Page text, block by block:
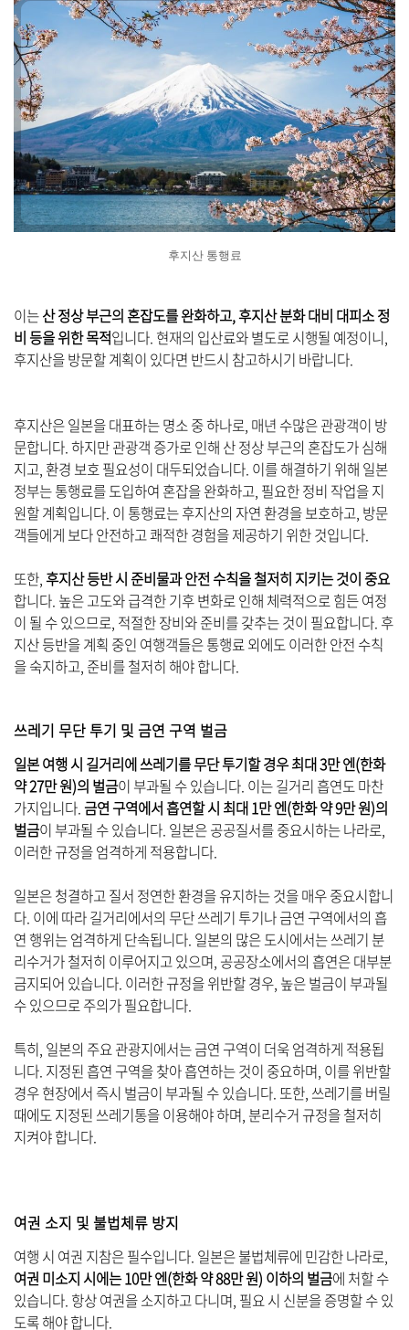
후지산 통행료
이는산 정상 부근의 혼잡도를 완화하고, 후지산 분화 대비 대피소 정
비 등을 위한 목적입니다. 현재의 입산료와 별도로 시행될 예정이니,
후지산을 방문할 계획이 있다면 반드시 참고하시기 바랍니다.
후지산은 일본을 대표하는 명소 중 하나로, 매년 수많은 관광객이 방
문합니다. 하지만 관광객 증가로 인해 산 정상 부근의 혼잡도가 심해
지고, 환경 보호 필요성이 대두되었습니다. 이를 해결하기 위해 일본
정부는 통행료를 도입하여 혼잡을 완화하고, 필요한 정비 작업을 지
원할 계획입니다. 이 통행료는 후지산의 자연 환경을 보호하고, 방문
객들에게 보다 안전하고 쾌적한 경험을 제공하기 위한 것입니다.
또한,후지산 등반 시 준비물과 안전 수칙을 철저히 지키는 것이 중요
합니다. 높은 고도와 급격한 기후 변화로 인해 체력적으로 힘든 여정
이 될 수 있으므로, 적절한 장비와 준비를 갖추는 것이 필요합니다. 후
지산 등반을 계획 중인 여행객들은 통행료 외에도 이러한 안전 수칙
을 숙지하고, 준비를 철저히 해야 합니다.
쓰레기 무단 투기 및 금연 구역 벌금
일본 여행 시 길거리에 쓰레기를 무단 투기할 경우 최대 3만 엔(한화
약 27만 원)의 벌금이 부과될 수 있습니다. 이는 길거리 흡연도 마찬
가지입니다.금연 구역에서 흡연할 시 최대 1만 엔(한화 약 9만 원)의
벌금이 부과될 수 있습니다. 일본은 공공질서를 중요시하는 나라로,
이러한 규정을 엄격하게 적용합니다.
일본은 청결하고 질서 정연한 환경을 유지하는 것을 매우 중요시합니
다. 이에 따라 길거리에서의 무단 쓰레기 투기나 금연 구역에서의 흡
연 행위는 엄격하게 단속됩니다. 일본의 많은 도시에서는 쓰레기 분
리수거가 철저히 이루어지고 있으며, 공공장소에서의 흡연은 대부분
금지되어 있습니다. 이러한 규정을 위반할 경우, 높은 벌금이 부과될
수 있으므로 주의가 필요합니다.
특히, 일본의 주요 관광지에서는 금연 구역이 더욱 엄격하게 적용됩
니다. 지정된 흡연 구역을 찾아 흡연하는 것이 중요하며, 이를 위반할
경우 현장에서 즉시 벌금이 부과될 수 있습니다. 또한, 쓰레기를 버릴
때에도 지정된 쓰레기통을 이용해야 하며, 분리수거 규정을 철저히
지켜야 합니다.
여권 소지 및 불법체류 방지
여행 시 여권 지참은 필수입니다. 일본은 불법체류에 민감한 나라로,
여권 미소지 시에는 10만 엔(한화 약 88만 원) 이하의 벌금에 처할 수
있습니다. 항상 여권을 소지하고 다니며, 필요 시 신분을 증명할 수 있
도록 해야 합니다.